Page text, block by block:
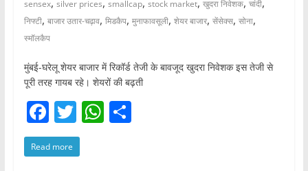
sensex silver prices smallcap stock market खुदरा निवेशक चांदी
निफ्टी, बाजार उतार-चढ़ाव, मिडकैप, मुनाफावसूली, शेयर बाजार, सेंसेक्स, सोना,
स्मॉलकैप
मुंबई-घरेलू शेयर बाजार में रिकॉर्ड तेजी के बावजूद खुदरा निवेशक इस तेजी से
पूरी तरह गायब रहे। शेयरों की बढ़ती
F
a
c
T
w
itt
W S
Read more